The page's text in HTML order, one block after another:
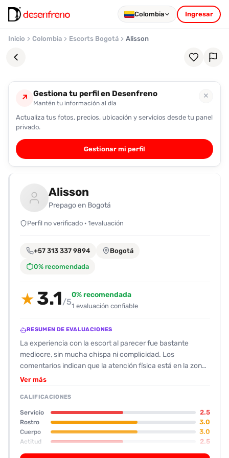
Colombia Ingresar
Inicio Colombia Escorts Bogotá Alisson
Favoritos
Pronto
podrás
registrarte
guardar
favoritas
para
fácilmente.
↗ Gestiona tu perfil en Desenfreno
Mantén tu información al día
✕
Actualiza tus fotos, precios, ubicación y servicios desde tu panel
privado.
Gestionar mi perfil
Alisson
Prepago en Bogotá
Perfil no verificado · 1evaluación
+57 313 337 9894 Bogotá
0% recomendada
★ 3.1/5
0% recomendada
1 evaluación confiable
RESUMEN DE EVALUACIONES
La experiencia con la escort al parecer fue bastante
mediocre, sin mucha chispa ni complicidad. Los
comentarios indican que la atención física está en la zona
de 6/10 tanto en físico como en rostro; piel blanca, cuerpo
apariencia algo “no tan atractiva” para el que dio la reseña.
La actitud se describe como callada y sumisa, con poca
conversación y una tendencia a cerrar los ojos al llegar al
punto de gemir, lo que la hace percibirse fría y sin
entusiasmo. A pesar de eso, no hubo quejas sobre la
higiene o problemas físicos. En cuanto a servicios, se
Ver más
CALIFICACIONES
Servicio 2.5
Rostro 3.0
Cuerpo 3.0
Actitud 2.5